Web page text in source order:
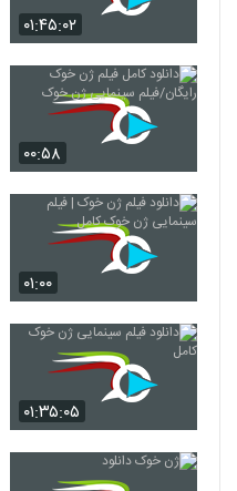
۰۱:۴۵:۰۲
۰۰:۵۸
۰۱:۰۰
۰۱:۳۵:۰۵